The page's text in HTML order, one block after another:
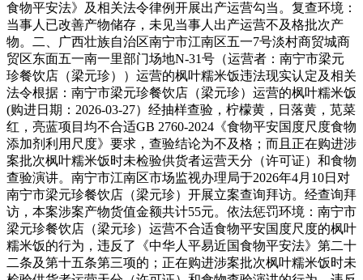
食物平安法》及相关法令律例开展出产运营勾当。复查环境：
当事人已改善产物储存，未见当事人出产运营不及格批次产
物。二、广西壮族自治区南宁市江南区五一7号淡村商贸城商
贸区东面五一南一里部门场地N-31号（运营者：南宁市梁元
珍餐饮店（梁元珍））运营的枫叶糯米饭违法现实认定及相关
法令根据：南宁市梁元珍餐饮店（梁元珍）运营的枫叶糯米饭
(购进日期：2026-03-27）经抽样查验，柠檬黄，日落黄，苋菜
红，亮蓝项目均不合适GB 2760-2024《食物平安国度尺度食物
添加剂利用尺度》要求，查验结论为不及格；而且正在购进涉
案批次枫叶糯米饭时未检验供货者运营天分（许可证）和食物
查验演讲。南宁市江南区市场监视办理局于2026年4月10日对
南宁市梁元珍餐饮店（梁元珍）开展立案查询拜访。经查询拜
访，本案涉案产物货值金额共计55元。依法惩罚环境：南宁市
梁元珍餐饮店（梁元珍）运营不合适食物平安国度尺度的枫叶
糯米饭的行为，违反了《中华人平易近国食物平安法》第二十
二条及第十五条第三项的；正在购进涉案批次枫叶糯米饭时未